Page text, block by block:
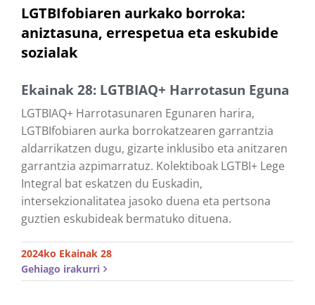
LGTBIfobiaren aurkako borroka:
aniztasuna, errespetua eta eskubide
sozialak
Ekainak 28: LGTBIAQ+ Harrotasun Eguna
LGTBIAQ+ Harrotasunaren Egunaren harira,
LGTBIfobiaren aurka borrokatzearen garrantzia
aldarrikatzen dugu, gizarte inklusibo eta anitzaren
garrantzia azpimarratuz. Kolektiboak LGTBI+ Lege
Integral bat eskatzen du Euskadin,
intersekzionalitatea jasoko duena eta pertsona
guztien eskubideak bermatuko dituena.
2024ko Ekainak 28
Gehiago irakurri